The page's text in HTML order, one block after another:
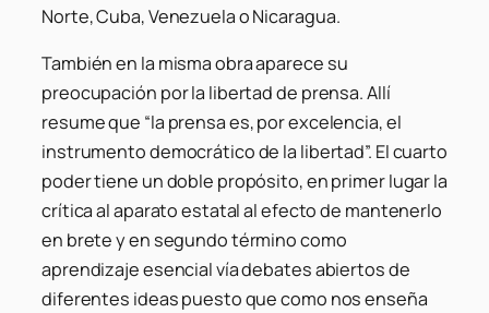
Norte, Cuba, Venezuela o Nicaragua.
También en la misma obra aparece su
preocupación por la libertad de prensa. Allí
resume que “la prensa es, por excelencia, el
instrumento democrático de la libertad”. El cuarto
poder tiene un doble propósito, en primer lugar la
crítica al aparato estatal al efecto de mantenerlo
en brete y en segundo término como
aprendizaje esencial vía debates abiertos de
diferentes ideas puesto que como nos enseña